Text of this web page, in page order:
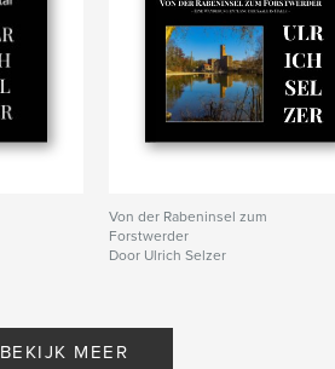
Von der Rabeninsel zum
Forstwerder
Door Ulrich Selzer
BEKIJK MEER